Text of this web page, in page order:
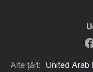
Alte țări: United Arab